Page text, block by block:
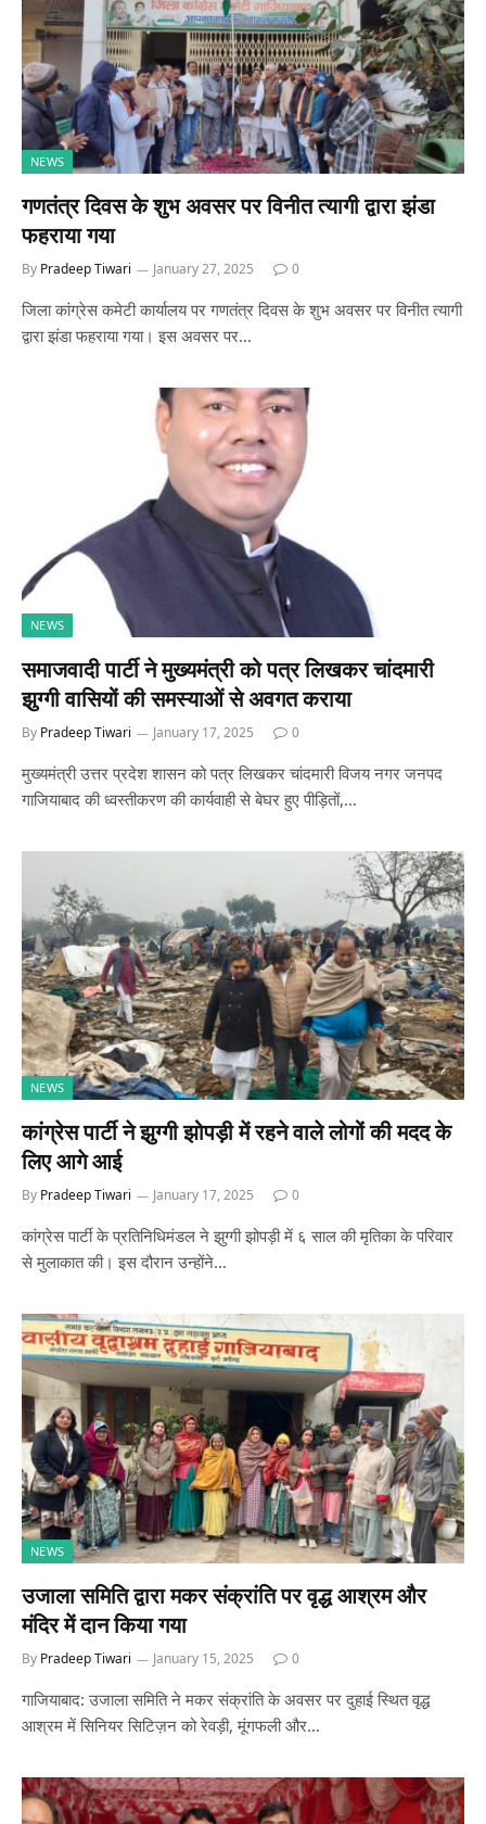
NEWS
गणतंत्र दिवस के शुभ अवसर पर विनीत त्यागी द्वारा झंडा
फहराया गया
By Pradeep Tiwari January 27, 2025 0
जिला कांग्रेस कमेटी कार्यालय पर गणतंत्र दिवस के शुभ अवसर पर विनीत त्यागी
द्वारा झंडा फहराया गया। इस अवसर पर…
NEWS
समाजवादी पार्टी ने मुख्यमंत्री को पत्र लिखकर चांदमारी
झुग्गी वासियों की समस्याओं से अवगत कराया
By Pradeep Tiwari January 17, 2025 0
मुख्यमंत्री उत्तर प्रदेश शासन को पत्र लिखकर चांदमारी विजय नगर जनपद
गाजियाबाद की ध्वस्तीकरण की कार्यवाही से बेघर हुए पीड़ितों,…
NEWS
कांग्रेस पार्टी ने झुग्गी झोपड़ी में रहने वाले लोगों की मदद के
लिए आगे आई
By Pradeep Tiwari January 17, 2025 0
कांग्रेस पार्टी के प्रतिनिधिमंडल ने झुग्गी झोपड़ी में ६ साल की मृतिका के परिवार
से मुलाकात की। इस दौरान उन्होंने…
NEWS
उजाला समिति द्वारा मकर संक्रांति पर वृद्ध आश्रम और
मंदिर में दान किया गया
By Pradeep Tiwari January 15, 2025 0
गाजियाबाद: उजाला समिति ने मकर संक्रांति के अवसर पर दुहाई स्थित वृद्ध
आश्रम में सिनियर सिटिज़न को रेवड़ी, मूंगफली और…